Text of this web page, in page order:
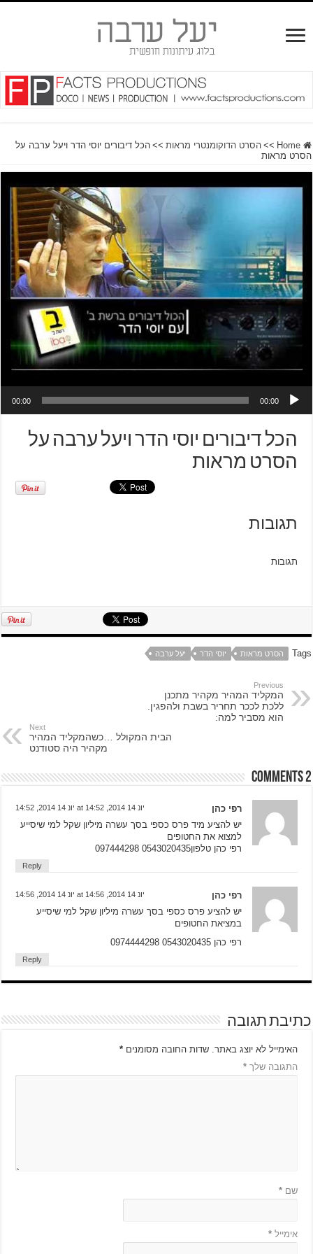
Home
>> הסרט הדוקומנטרי מראות >> הכל דיבורים יוסי הדר ויעל ערבה על
הסרט מראות
00:00
00:00
הכל דיבורים יוסי הדר ויעל ערבה על
הסרט מראות
תגובות
תגובות
Tags הסרט מראות יוסי הדר יעל ערבה
Previous
המקליד המהיר מקהיר מתכנן
ללכת לככר תחריר בשבת ולהפגין.
הוא מסביר למה:
Next
הבית המקולל …כשהמקליד המהיר
מקהיר היה סטודנט
2 comments
רפי כהן יונ 14 2014, 14:52 at יונ 14 2014, 14:52
יש להציע מיד פרס כספי בסך עשרה מיליון שקל למי שיסייע
למצוא את החטופים
רפי כהן טלפון0543020435 097444298
Reply
רפי כהן יונ 14 2014, 14:56 at יונ 14 2014, 14:56
יש להציע פרס כספי בסך עשרה מיליון שקל למי שיסייע
במציאת החטופים
רפי כהן 0543020435 0974444298
Reply
כתיבת תגובה
האימייל לא יוצג באתר. שדות החובה מסומנים*
התגובה שלך*
שם*
אימייל*